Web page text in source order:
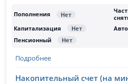
Подробнее
Накопительный счет (на